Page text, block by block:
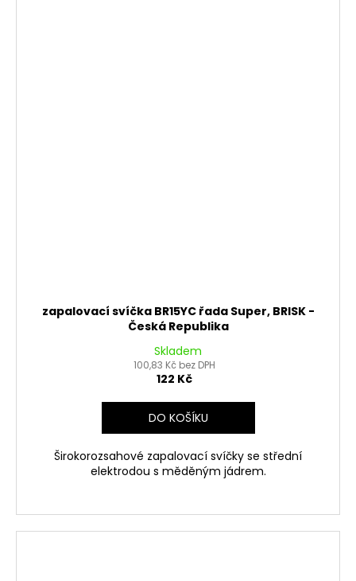
zapalovací svíčka BR15YC řada Super, BRISK -
Česká Republika
Skladem
100,83 Kč bez DPH
122 Kč
DO KOŠÍKU
Širokorozsahové zapalovací svíčky se střední
elektrodou s měděným jádrem.